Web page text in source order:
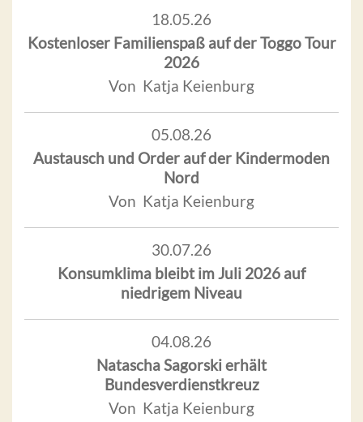
18.05.26
Kostenloser Familienspaß auf der Toggo Tour
2026
Von Katja Keienburg
05.08.26
Austausch und Order auf der Kindermoden
Nord
Von Katja Keienburg
30.07.26
Konsumklima bleibt im Juli 2026 auf
niedrigem Niveau
04.08.26
Natascha Sagorski erhält
Bundesverdienstkreuz
Von Katja Keienburg